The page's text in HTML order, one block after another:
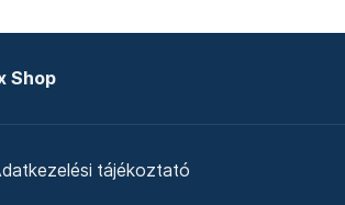
Shop
tájékoztató